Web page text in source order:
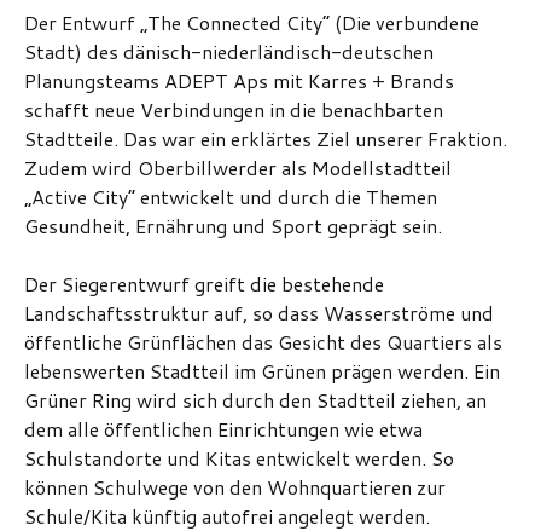
Der Entwurf „The Connected City“ (Die verbundene
Stadt) des dänisch-niederländisch-deutschen
Planungsteams ADEPT Aps mit Karres + Brands
schafft neue Verbindungen in die benachbarten
Stadtteile. Das war ein erklärtes Ziel unserer Fraktion.
Zudem wird Oberbillwerder als Modellstadtteil
„Active City“ entwickelt und durch die Themen
Gesundheit, Ernährung und Sport geprägt sein.
Der Siegerentwurf greift die bestehende
Landschaftsstruktur auf, so dass Wasserströme und
öffentliche Grünflächen das Gesicht des Quartiers als
lebenswerten Stadtteil im Grünen prägen werden. Ein
Grüner Ring wird sich durch den Stadtteil ziehen, an
dem alle öffentlichen Einrichtungen wie etwa
Schulstandorte und Kitas entwickelt werden. So
können Schulwege von den Wohnquartieren zur
Schule/Kita künftig autofrei angelegt werden.